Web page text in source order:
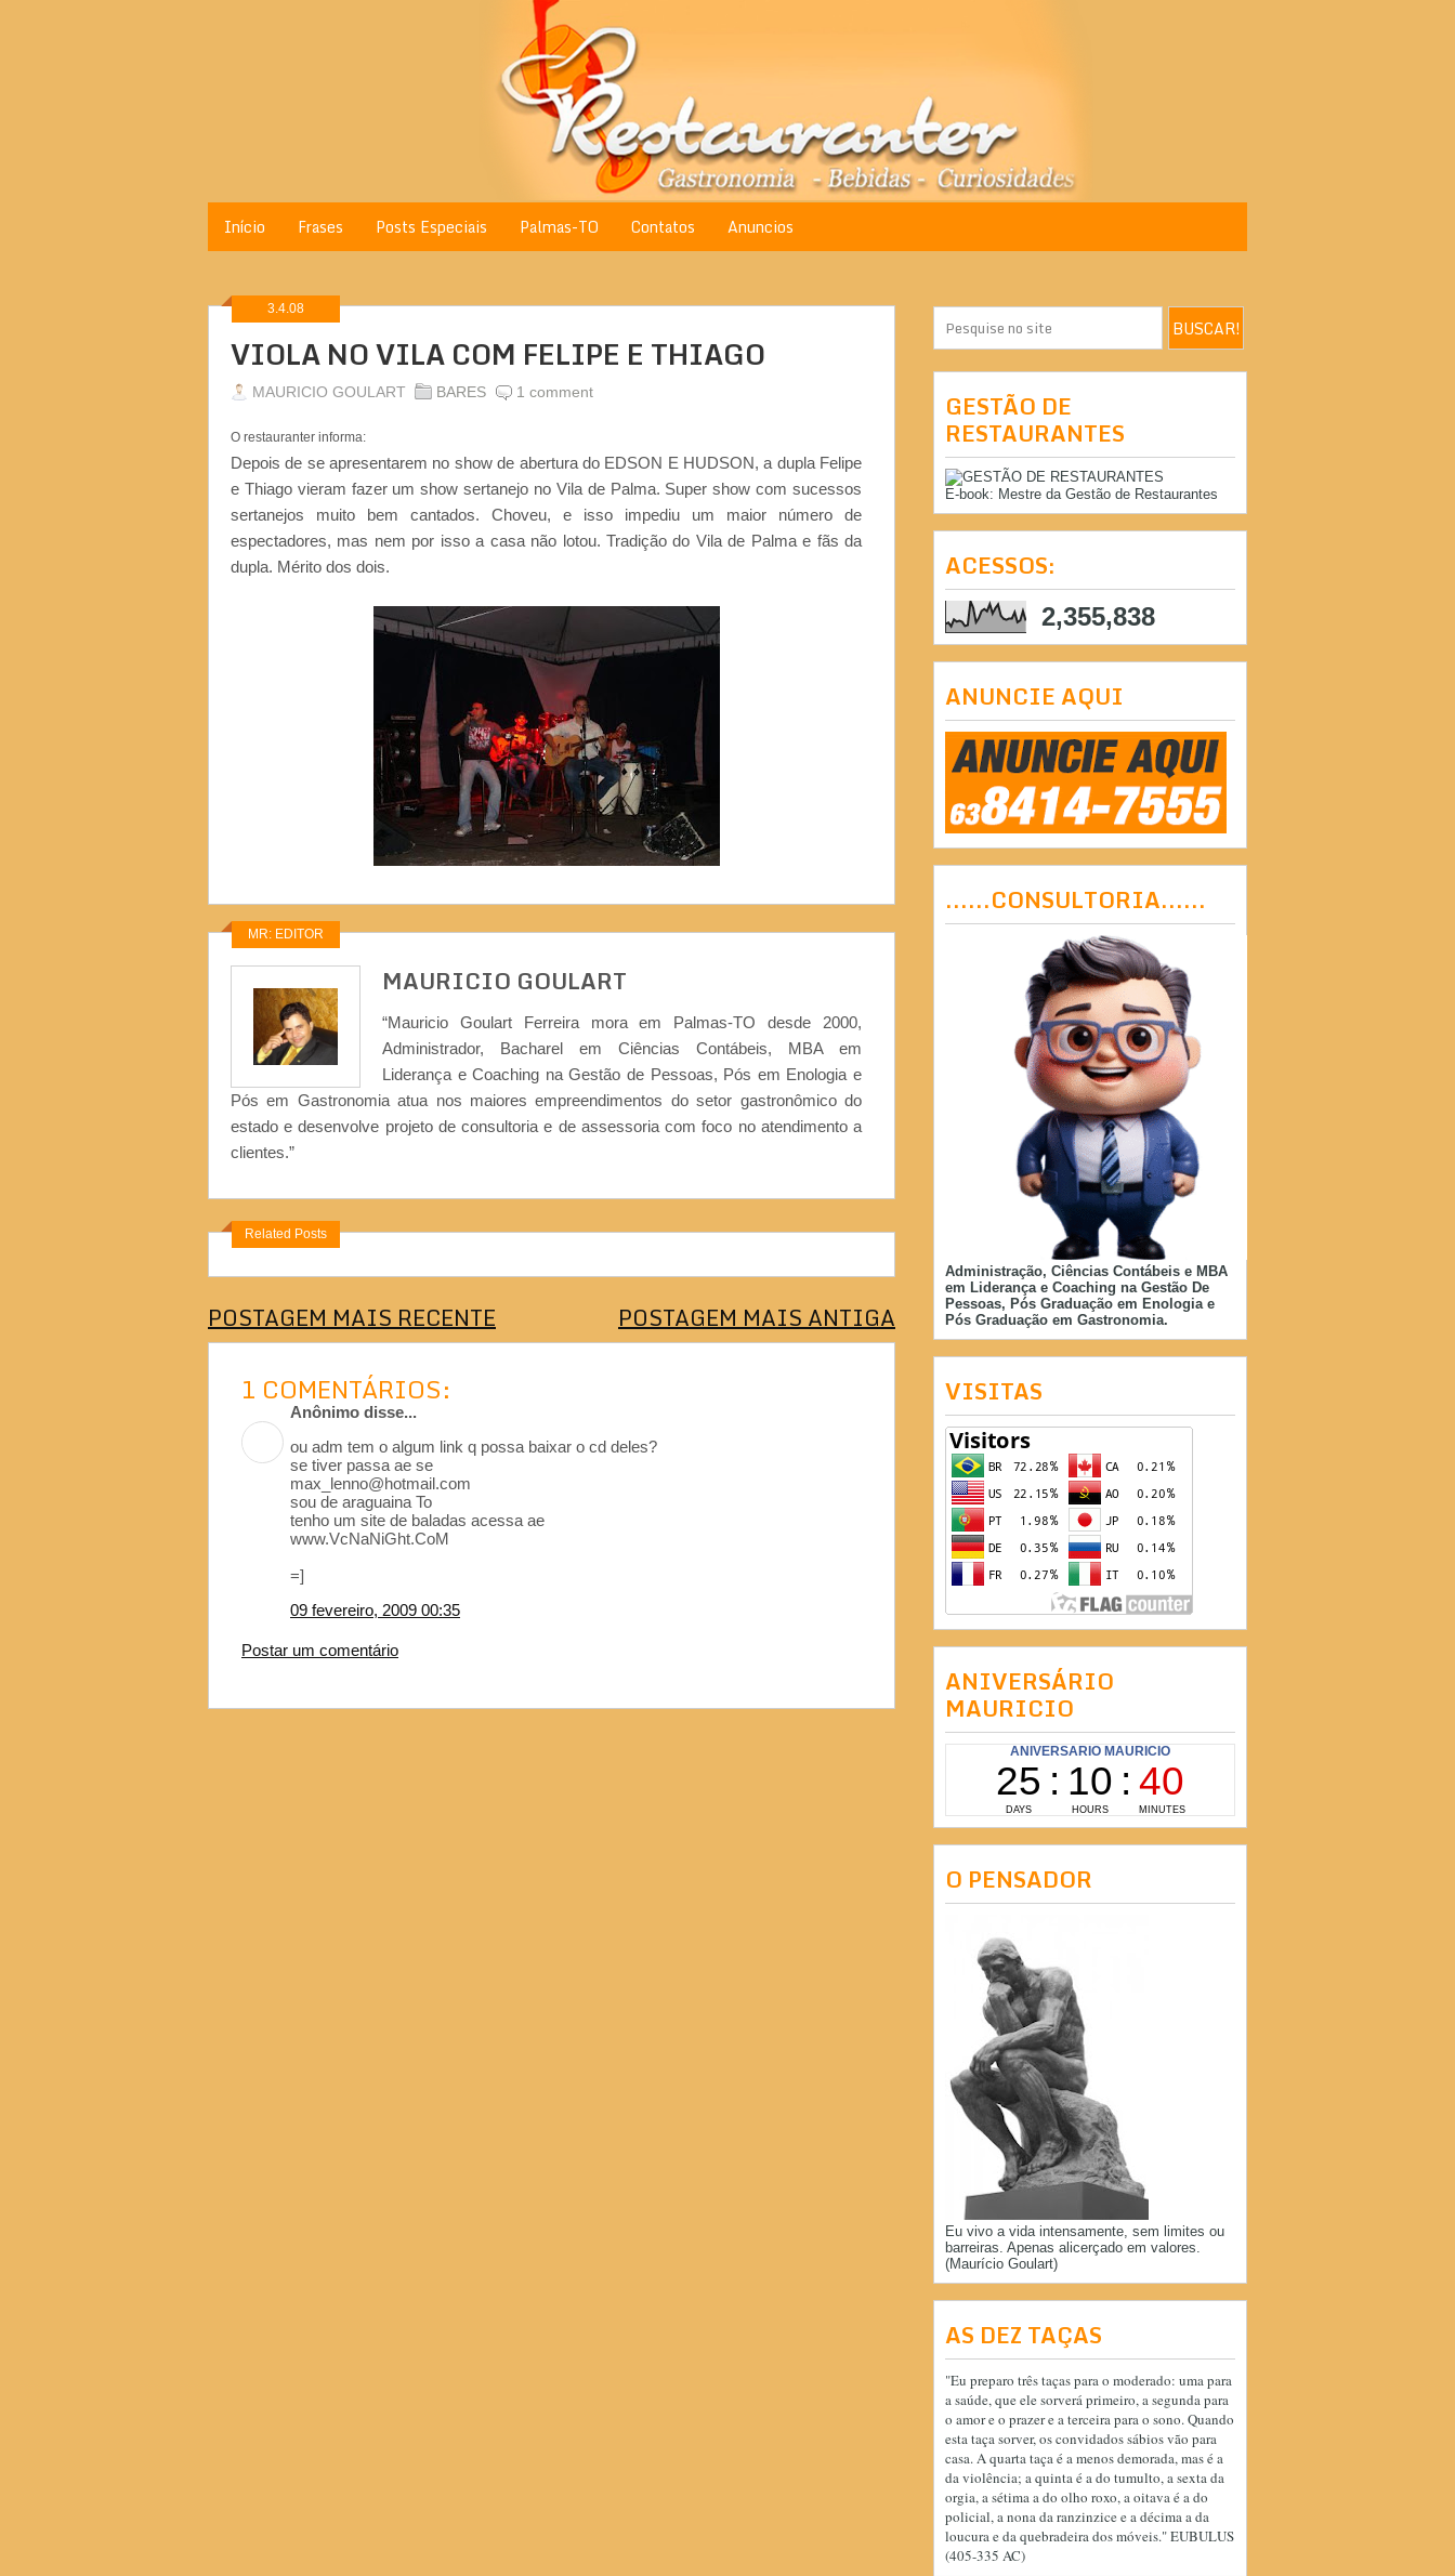
Início Frases Posts Especiais Palmas-TO Contatos Anuncios
3.4.08
VIOLA NO VILA COM FELIPE E THIAGO
MAURICIO GOULART BARES 1 comment
O restauranter informa:
Depois de se apresentarem no show de abertura do EDSON E HUDSON, a dupla Felipe
e Thiago vieram fazer um show sertanejo no Vila de Palma. Super show com sucessos
sertanejos muito bem cantados. Choveu, e isso impediu um maior número de
espectadores, mas nem por isso a casa não lotou. Tradição do Vila de Palma e fãs da
dupla. Mérito dos dois.
MR: EDITOR
MAURICIO GOULART
“Mauricio Goulart Ferreira mora em Palmas-TO desde 2000,
Administrador, Bacharel em Ciências Contábeis, MBA em
Liderança e Coaching na Gestão de Pessoas, Pós em Enologia e
Pós em Gastronomia atua nos maiores empreendimentos do setor gastronômico do
estado e desenvolve projeto de consultoria e de assessoria com foco no atendimento a
clientes.”
Related Posts
POSTAGEM MAIS RECENTE POSTAGEM MAIS ANTIGA
1 COMENTÁRIOS:
Anônimo disse...
ou adm tem o algum link q possa baixar o cd deles?
se tiver passa ae se
max_lenno@hotmail.com
sou de araguaina To
tenho um site de baladas acessa ae
www.VcNaNiGht.CoM
=]
09 fevereiro, 2009 00:35
Postar um comentário
GESTÃO DE
RESTAURANTES
E-book: Mestre da Gestão de Restaurantes
ACESSOS:
2,355,838
ANUNCIE AQUI
......CONSULTORIA......
Administração, Ciências Contábeis e MBA
em Liderança e Coaching na Gestão De
Pessoas, Pós Graduação em Enologia e
Pós Graduação em Gastronomia.
VISITAS
ANIVERSÁRIO
MAURICIO
O PENSADOR
Eu vivo a vida intensamente, sem limites ou
barreiras. Apenas alicerçado em valores.
(Maurício Goulart)
AS DEZ TAÇAS
"Eu preparo três taças para o moderado: uma para
a saúde, que ele sorverá primeiro, a segunda para
o amor e o prazer e a terceira para o sono. Quando
esta taça sorver, os convidados sábios vão para
casa. A quarta taça é a menos demorada, mas é a
da violência; a quinta é a do tumulto, a sexta da
orgia, a sétima a do olho roxo, a oitava é a do
policial, a nona da ranzinzice e a décima a da
loucura e da quebradeira dos móveis." EUBULUS
(405-335 AC)